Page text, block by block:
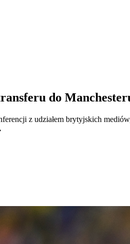
do
z udziałem brytyjskich